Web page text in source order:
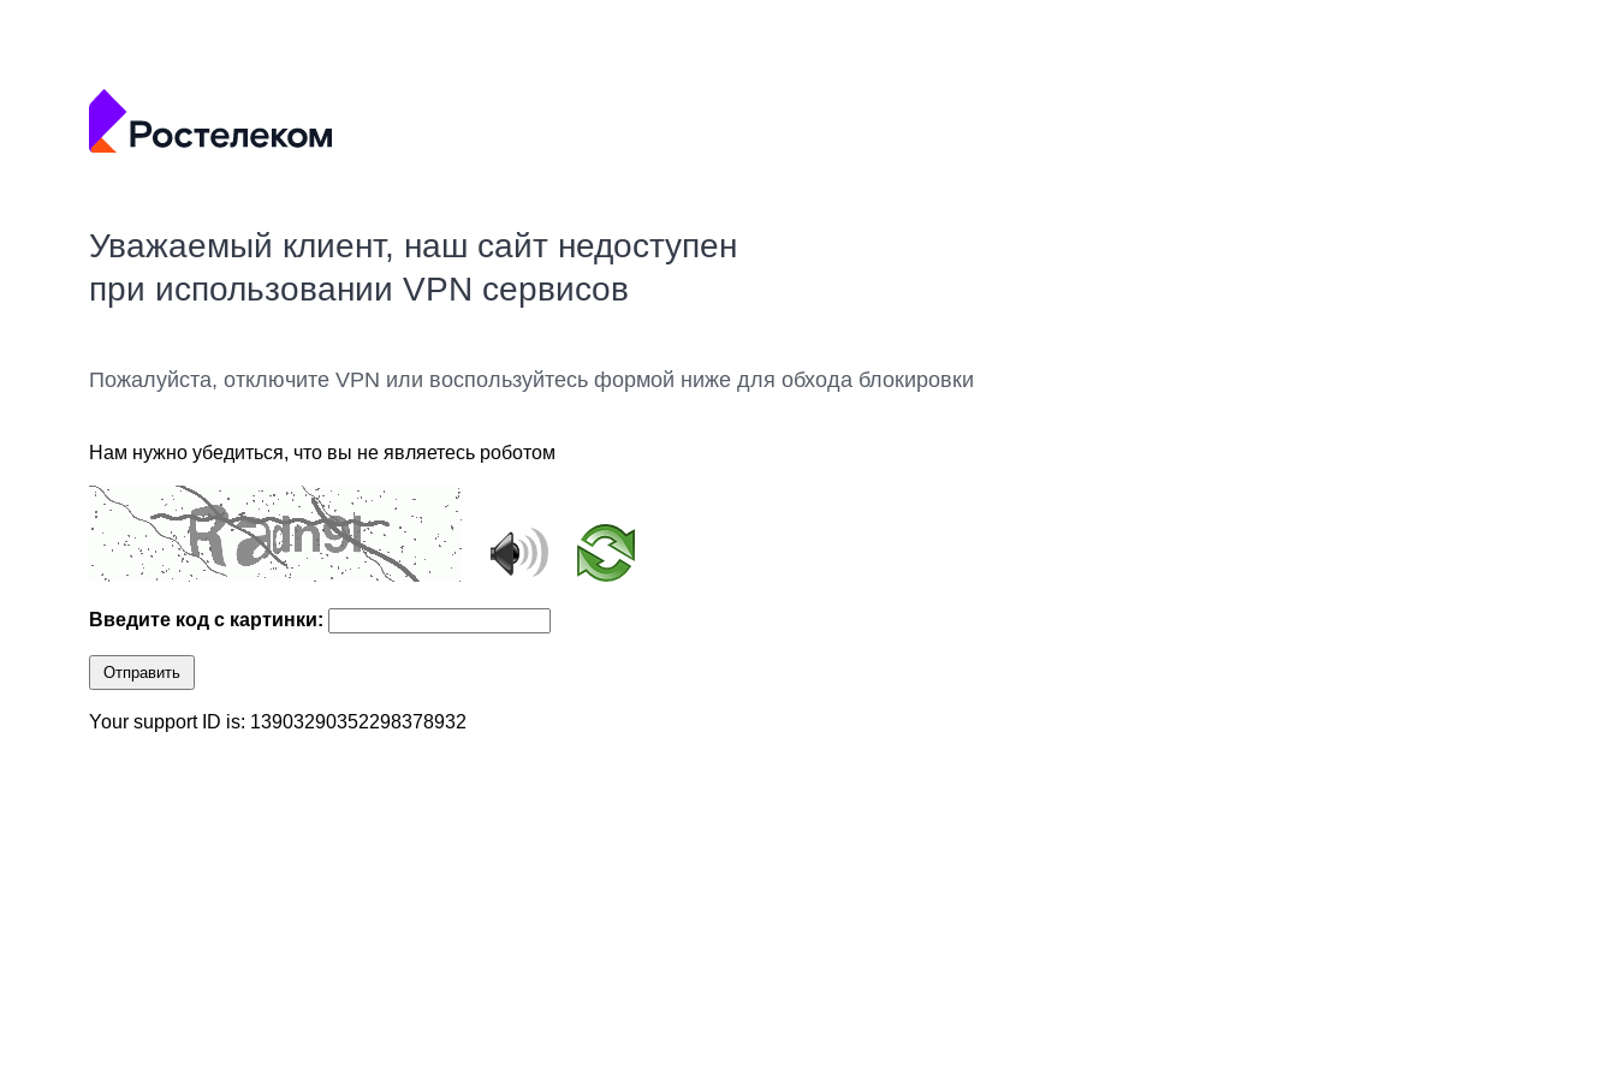
Уважаемый клиент, наш сайт недоступен
при использовании VPN сервисов
Пожалуйста, отключите VPN или воспользуйтесь формой ниже для обхода блокировки
Нам нужно убедиться, что вы не являетесь роботом
Введите код с картинки:
Отправить
Your support ID is: 13903290352298378932